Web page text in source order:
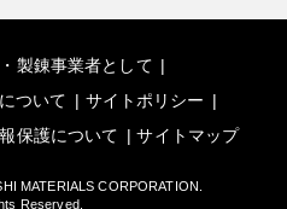
製錬事業者として
ついて
サイトポリシー
保護について
サイトマップ
MATERIALS CORPORATION.
Reserved.